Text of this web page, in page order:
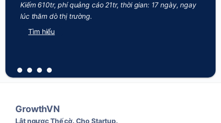
Kiếm 610tr, phí quảng cáo 21tr, thời gian: 17 ngày, ngay
lúc thăm dò thị trường.
Tìm hiểu
GrowthVN
Lật ngược Thế cờ. Cho Startup.